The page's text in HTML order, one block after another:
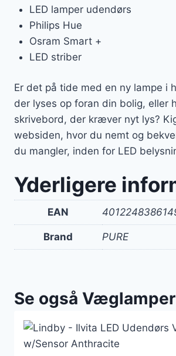
LED lamper udendørs
Philips Hue
Osram Smart +
LED striber
Er det på tide med en ny lampe i
der lyses op foran din bolig, eller
skrivebord, der kræver nyt lys?
websiden, hvor du nemt og
du mangler, inden for LED
Yderligere
EAN
Brand PURE
Se også Væglamper